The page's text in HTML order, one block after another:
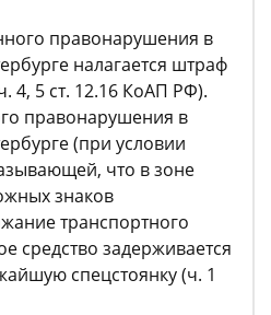
правонарушения в
налагается штраф
4, 5 ст. 12.16 КоАП РФ).
правонарушения в
(при условии
что в зоне
знаков
транспортного
средство задерживается
спецстоянку (ч. 1